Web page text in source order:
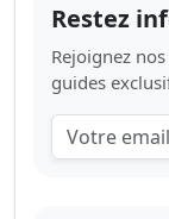
Restez
Rejoignez
guides